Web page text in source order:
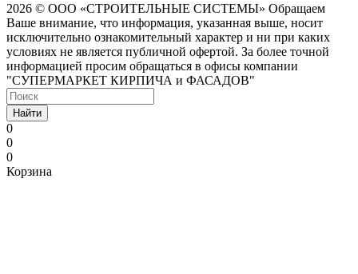
2026 © ООО «СТРОИТЕЛЬНЫЕ СИСТЕМЫ» Обращаем
Ваше внимание, что информация, указанная выше, носит
исключительно ознакомительный характер и ни при каких
условиях не является публичной офертой. За более точной
информацией просим обращаться в офисы компании
"СУПЕРМАРКЕТ КИРПИЧА и ФАСАДОВ"
Найти
0
0
0
Корзина